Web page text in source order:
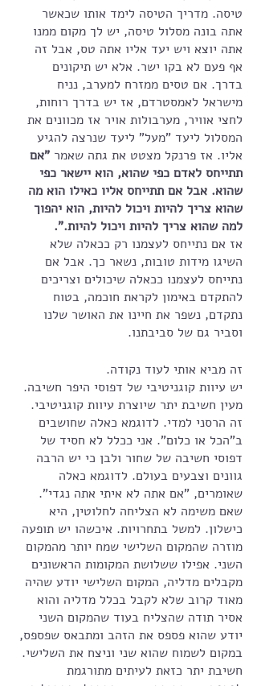
טיסה. מדריך הטיסה לימד אותו שכאשר
אתה בונה מסלול טיסה, יש לך מקום ממנו
אתה יוצא ויש יעד אליו אתה טס, אבל זה
אף פעם לא בקו ישר. אלא יש תיקונים
בדרך. אם טסים ממזרח למערב, נניח
מישראל לאמסטרדם, אז יש בדרך רוחות,
לחצי אוויר, מערבולות אויר אז מכוונים את
המסלול ליעד "מעל" ליעד שנרצה להגיע
אליו. אז פרנקל מצטט את גתה שאמר "אם
תתייחס לאדם כפי שהוא, הוא יישאר כפי
שהוא. אבל אם תתייחס אליו כאילו הוא מה
שהוא צריך להיות ויכול להיות, הוא יהפוך
למה שהוא צריך להיות ויכול להיות.".
אז אם נתייחס לעצמנו רק ככאלה שלא
השיגו מידות טובות, נשאר כך. אבל אם
נתייחס לעצמנו ככאלה שיכולים וצריכים
להתקדם באימון לקראת חוכמה, בטוח
נתקדם, נשפר את חיינו את האושר שלנו
וסביר גם של סביבתנו.
זה מביא אותי לעוד נקודה.
יש עיוות קוגניטיבי של דפוסי היפר חשיבה.
מעין חשיבת יתר שיוצרת עיוות קוגניטיבי.
זה הרסני למדי. לדוגמא כאלה שחושבים
ב"הכל או כלום". אני ככלל לא חסיד של
דפוסי חשיבה של שחור ולבן כי יש הרבה
גוונים וצבעים בעולם. לדוגמא כאלה
שאומרים, "אם אתה לא איתי אתה נגדי".
שאם משימה לא הצליחה לחלוטין, היא
כישלון. למשל בתחרויות. איכשהו יש תופעה
מוזרה שהמקום השלישי שמח יותר מהמקום
השני. אפילו ששלושת המקומות הראשונים
מקבלים מדליה, המקום השלישי יודע שהיה
מאוד קרוב שלא לקבל בכלל מדליה והוא
אסיר תודה שהצליח בעוד שהמקום השני
יודע שהוא פספס את הזהב ומתבאס שפספס,
במקום לשמוח שהוא שני וניצח את השלישי.
חשיבת יתר כזאת לעיתים מתורגמת